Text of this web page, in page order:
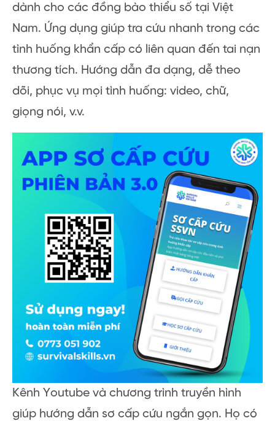
dành cho các đồng bào thiểu số tại Việt
Nam. Ứng dụng giúp tra cứu nhanh trong các
tình huống khẩn cấp có liên quan đến tai nạn
thương tích. Hướng dẫn đa dạng, dễ theo
dõi, phục vụ mọi tình huống: video, chữ,
giọng nói, v.v.
Kênh Youtube và chương trình truyền hình
giúp hướng dẫn sơ cấp cứu ngắn gọn. Họ có